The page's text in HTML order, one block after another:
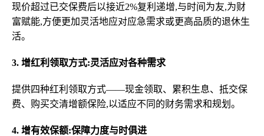
现价超过已交保费后以接近2%复利递增,与时间为友,为财
富赋能,方便更加灵活地应对应急需求或更高品质的退休生
活。
3. 增红利领取方式:灵活应对各种需求
提供四种红利领取方式——现金领取、累积生息、抵交保
费、购买交清增额保险,以适应不同的财务需求和规划。
4. 增有效保额:保障力度与时俱进